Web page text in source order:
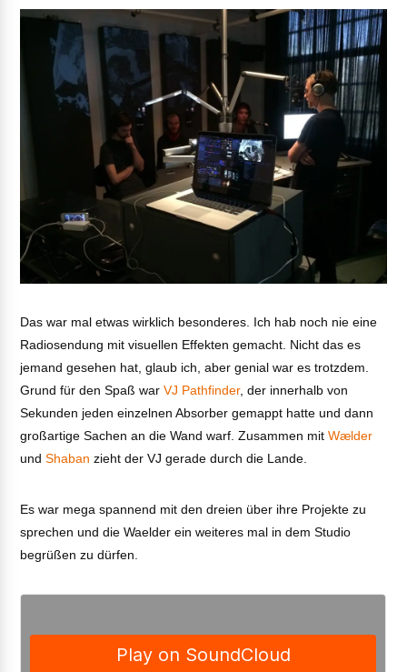
Das war mal etwas wirklich besonderes. Ich hab noch nie eine
Radiosendung mit visuellen Effekten gemacht. Nicht das es
jemand gesehen hat, glaub ich, aber genial war es trotzdem.
Grund für den Spaß warVJ Pathfinder, der innerhalb von
Sekunden jeden einzelnen Absorber gemappt hatte und dann
großartige Sachen an die Wand warf. Zusammen mitWælder
undShaban zieht der VJ gerade durch die Lande.
Es war mega spannend mit den dreien über ihre Projekte zu
sprechen und die Waelder ein weiteres mal in dem Studio
begrüßen zu dürfen.